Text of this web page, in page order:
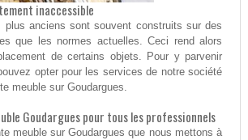
inaccessible
plus anciens sont souvent construits sur des
que les normes actuelles. Ceci rend alors
de certains objets. Pour y parvenir
opter pour les services de notre société
meuble sur Goudargues.
Goudargues pour tous les professionnels
meuble sur Goudargues que nous mettons à